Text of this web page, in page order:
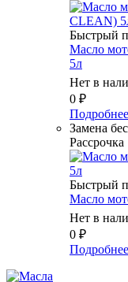
Быстрый
Масло
5л
Нет в
0 ₽
Подробнее
Замена
Рассрочка
Быстрый
Масло
Нет в
0 ₽
Подробнее